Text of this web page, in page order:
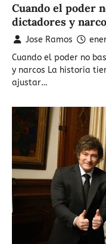
Cuando el poder
dictadores y
Jose Ramos
Cuando el poder no
y narcos La historia
ajustar…